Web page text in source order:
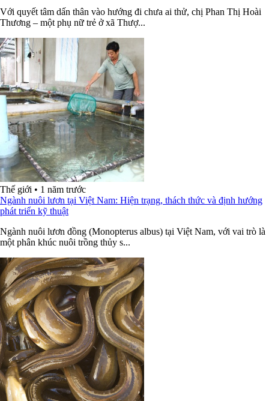
Với quyết tâm dấn thân vào hướng đi chưa ai thử, chị Phan Thị Hoài
Thương – một phụ nữ trẻ ở xã Thượ...
Thế giới • 1 năm trước
Ngành nuôi lươn tại Việt Nam: Hiện trạng, thách thức và định hướng
phát triển kỹ thuật
Ngành nuôi lươn đồng (Monopterus albus) tại Việt Nam, với vai trò là
một phân khúc nuôi trồng thủy s...